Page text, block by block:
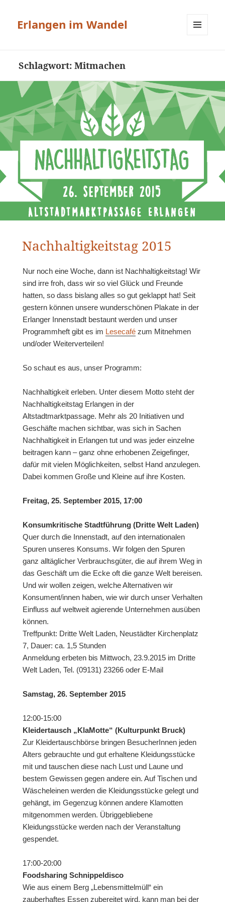
Erlangen im Wandel
Schlagwort:Mitmachen
Nachhaltigkeitstag 2015
Nur noch eine Woche, dann ist Nachhaltigkeitstag! Wir
sind irre froh, dass wir so viel Glück und Freunde
hatten, so dass bislang alles so gut geklappt hat! Seit
gestern können unsere wunderschönen Plakate in der
Erlanger Innenstadt bestaunt werden und unser
Programmheft gibt es im Lesecafézum Mitnehmen
und/oder Weiterverteilen!
So schaut es aus, unser Programm:
Nachhaltigkeit erleben. Unter diesem Motto steht der
Nachhaltigkeitstag Erlangen in der
Altstadtmarktpassage. Mehr als 20 Initiativen und
Geschäfte machen sichtbar, was sich in Sachen
Nachhaltigkeit in Erlangen tut und was jeder einzelne
beitragen kann – ganz ohne erhobenen Zeigefinger,
dafür mit vielen Möglichkeiten, selbst Hand anzulegen.
Dabei kommen Große und Kleine auf ihre Kosten.
Freitag, 25. September 2015, 17:00
Konsumkritische Stadtführung (Dritte Welt Laden)
Quer durch die Innenstadt, auf den internationalen
Spuren unseres Konsums. Wir folgen den Spuren
ganz alltäglicher Verbrauchsgüter, die auf ihrem Weg in
das Geschäft um die Ecke oft die ganze Welt bereisen.
Und wir wollen zeigen, welche Alternativen wir
Konsument/innen haben, wie wir durch unser Verhalten
Einfluss auf weltweit agierende Unternehmen ausüben
können.
Treffpunkt: Dritte Welt Laden, Neustädter Kirchenplatz
7, Dauer: ca. 1,5 Stunden
Anmeldung erbeten bis Mittwoch, 23.9.2015 im Dritte
Welt Laden, Tel. (09131) 23266 oder E-Mail
Samstag, 26. September 2015
12:00-15:00
Kleidertausch „KlaMotte“ (Kulturpunkt Bruck)
Zur Kleidertauschbörse bringen BesucherInnen jeden
Alters gebrauchte und gut erhaltene Kleidungsstücke
mit und tauschen diese nach Lust und Laune und
bestem Gewissen gegen andere ein. Auf Tischen und
Wäscheleinen werden die Kleidungsstücke gelegt und
gehängt, im Gegenzug können andere Klamotten
mitgenommen werden. Übriggebliebene
Kleidungsstücke werden nach der Veranstaltung
gespendet.
17:00-20:00
Foodsharing Schnippeldisco
Wie aus einem Berg „Lebensmittelmüll“ ein
zauberhaftes Essen zubereitet wird, kann man bei der